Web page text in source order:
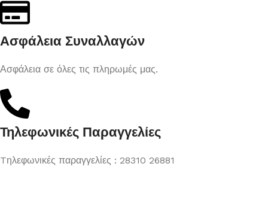
Ασφάλεια Συναλλαγών
Ασφάλεια σε όλες τις πληρωμές μας.
Τηλεφωνικές Παραγγελίες
Tηλεφωνικές παραγγελίες : 28310 26881